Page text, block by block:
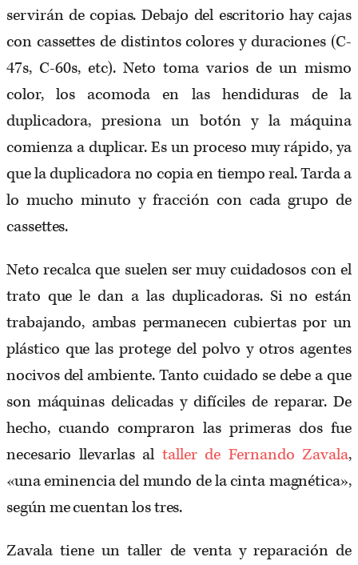
servirán de copias. Debajo del escritorio hay cajas
con cassettes de distintos colores y duraciones (C-
47s, C-60s, etc). Neto toma varios de un mismo
color, los acomoda en las hendiduras de la
duplicadora, presiona un botón y la máquina
comienza a duplicar. Es un proceso muy rápido, ya
que la duplicadora no copia en tiempo real. Tarda a
lo mucho minuto y fracción con cada grupo de
cassettes.
Neto recalca que suelen ser muy cuidadosos con el
trato que le dan a las duplicadoras. Si no están
trabajando, ambas permanecen cubiertas por un
plástico que las protege del polvo y otros agentes
nocivos del ambiente. Tanto cuidado se debe a que
son máquinas delicadas y difíciles de reparar. De
hecho, cuando compraron las primeras dos fue
necesario llevarlas altaller de Fernando Zavala,
«una eminencia del mundo de la cinta magnética»,
según me cuentan los tres.
Zavala tiene un taller de venta y reparación de